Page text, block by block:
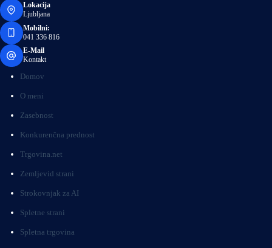
Lokacija
Ljubljana
Mobilni:
041 336 816
E-Mail
Kontakt
Domov
O meni
Zasebnost
Konkurenčna prednost
Trgovina.net
Zemljevid strani
Strokovnjak za AI
Spletne strani
Spletna trgovina